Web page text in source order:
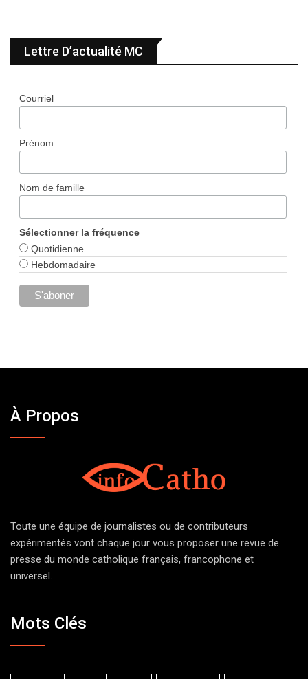
Lettre D’actualité MC
Courriel
Prénom
Nom de famille
Sélectionner la fréquence
Quotidienne
Hebdomadaire
À Propos
Toute une équipe de journalistes ou de contributeurs
expérimentés vont chaque jour vous proposer une revue de
presse du monde catholique français, francophone et
universel.
Mots Clés